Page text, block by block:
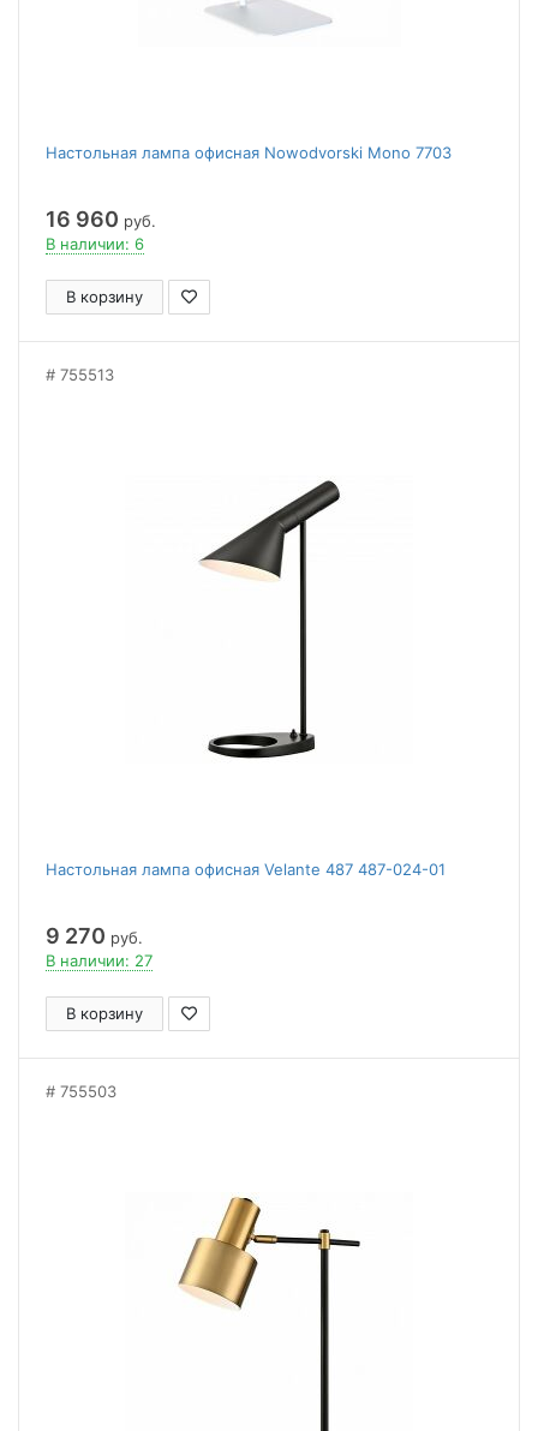
Настольная лампа офисная Nowodvorski Mono 7703
16 960 руб.
В наличии: 6
В корзину
755513
Настольная лампа офисная Velante 487 487-024-01
9 270 руб.
В наличии: 27
В корзину
755503